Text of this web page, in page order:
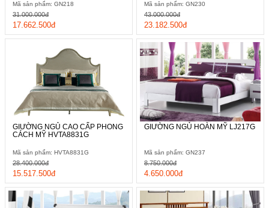
Mã sản phẩm: GN218
17.662.500đ
31.000.000đ
Mã sản phẩm: GN230
23.182.500đ
43.000.000đ
GIƯỜNG NGỦ CAO CẤP PHONG
CÁCH MỸ HVTA8831G
Mã sản phẩm: HVTA8831G
15.517.500đ
28.400.000đ
GIƯỜNG NGỦ HOÀN MỸ LJ217G
Mã sản phẩm: GN237
4.650.000đ
8.750.000đ